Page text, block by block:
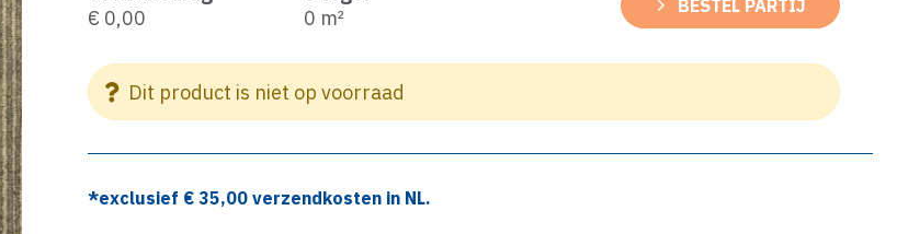
€ 0,00
0 m² BESTEL PARTIJ
Dit product is niet op voorraad
*exclusief €35,00 verzendkosten in NL.